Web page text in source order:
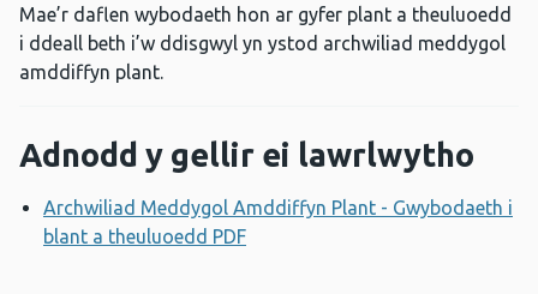
Mae’r daflen wybodaeth hon ar gyfer plant a theuluoedd
i ddeall beth i’w ddisgwyl yn ystod archwiliad meddygol
amddiffyn plant.
Adnodd y gellir ei lawrlwytho
Archwiliad Meddygol Amddiffyn Plant - Gwybodaeth i
blant a theuluoedd PDF